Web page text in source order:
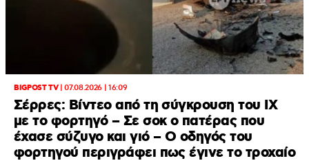
BIGPOST TV|07.08.2026 | 16:09
Σέρρες: Βίντεο από τη σύγκρουση του ΙΧ
με το φορτηγό – Σε σοκ ο πατέρας που
έχασε σύζυγο και γιό – Ο οδηγός του
φορτηγού περιγράφει πως έγινε το τροχαίο